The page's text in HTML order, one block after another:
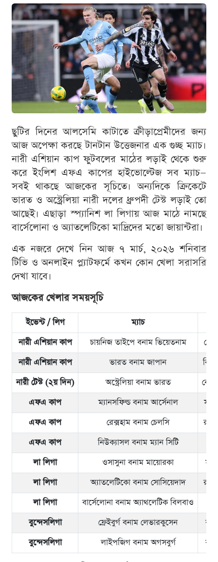
ছুটির দিনের আলসেমি কাটাতে ক্রীড়াপ্রেমীদের জন্য
আজ অপেক্ষা করছে টানটান উত্তেজনার এক গুচ্ছ ম্যাচ।
নারী এশিয়ান কাপ ফুটবলের মাঠের লড়াই থেকে শুরু
করে ইংলিশ এফএ কাপের হাইভোল্টেজ সব ম্যাচ—
সবই থাকছে আজকের সূচিতে। অন্যদিকে ক্রিকেটে
ভারত ও অস্ট্রেলিয়া নারী দলের ধ্রুপদী টেস্ট লড়াই তো
আছেই। এছাড়া স্প্যানিশ লা লিগায় আজ মাঠে নামছে
বার্সেলোনা ও অ্যাতলেটিকো মাদ্রিদের মতো জায়ান্টরা।
এক নজরে দেখে নিন আজ ৭ মার্চ, ২০২৬ শনিবার
টিভি ও অনলাইন প্ল্যাটফর্মে কখন কোন খেলা সরাসরি
দেখা যাবে।
আজকের খেলার সময়সূচি
ইভেন্ট / লিগ
ম্যাচ
নারী এশিয়ান কাপ
চায়নিজ তাইপে বনাম ভিয়েতনাম
নারী এশিয়ান কাপ
ভারত বনাম জাপান
নারী টেস্ট (২য় দিন)
অস্ট্রেলিয়া বনাম ভারত
এফএ কাপ
ম্যানসফিল্ড বনাম আর্সেনাল
এফএ কাপ
রেক্সহাম বনাম চেলসি
এফএ কাপ
নিউক্যাসল বনাম ম্যান সিটি
লা লিগা
ওসাসুনা বনাম মায়োরকা
লা লিগা
অ্যাতলেটিকো বনাম সোসিয়েদাদ
লা লিগা
বার্সেলোনা বনাম অ্যাথলেটিক বিলবাও
বুন্দেসলিগা
ফ্রেইবুর্গ বনাম লেভারকুসেন
বুন্দেসলিগা
লাইপজিগ বনাম অগসবুর্গ